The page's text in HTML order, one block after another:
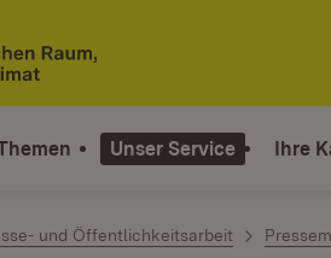
Unser Service Ihre
und Öffentlichkeitsarbeit